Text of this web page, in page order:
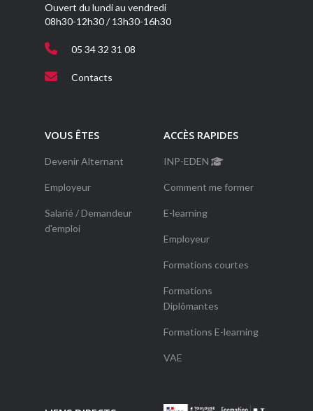
Ouvert du lundi au vendredi
08h30-12h30 / 13h30-16h30
05 34 32 31 08
Contacts
VOUS ÊTES
Devenir Alternant
Employeur
Salarié / Demandeur
d'emploi
ACCÈS RAPIDES
INP-EDEN
Comment me former
E-learning
Employeur
Formations courtes
Formations
Diplômantes
Formations E-learning
VAE